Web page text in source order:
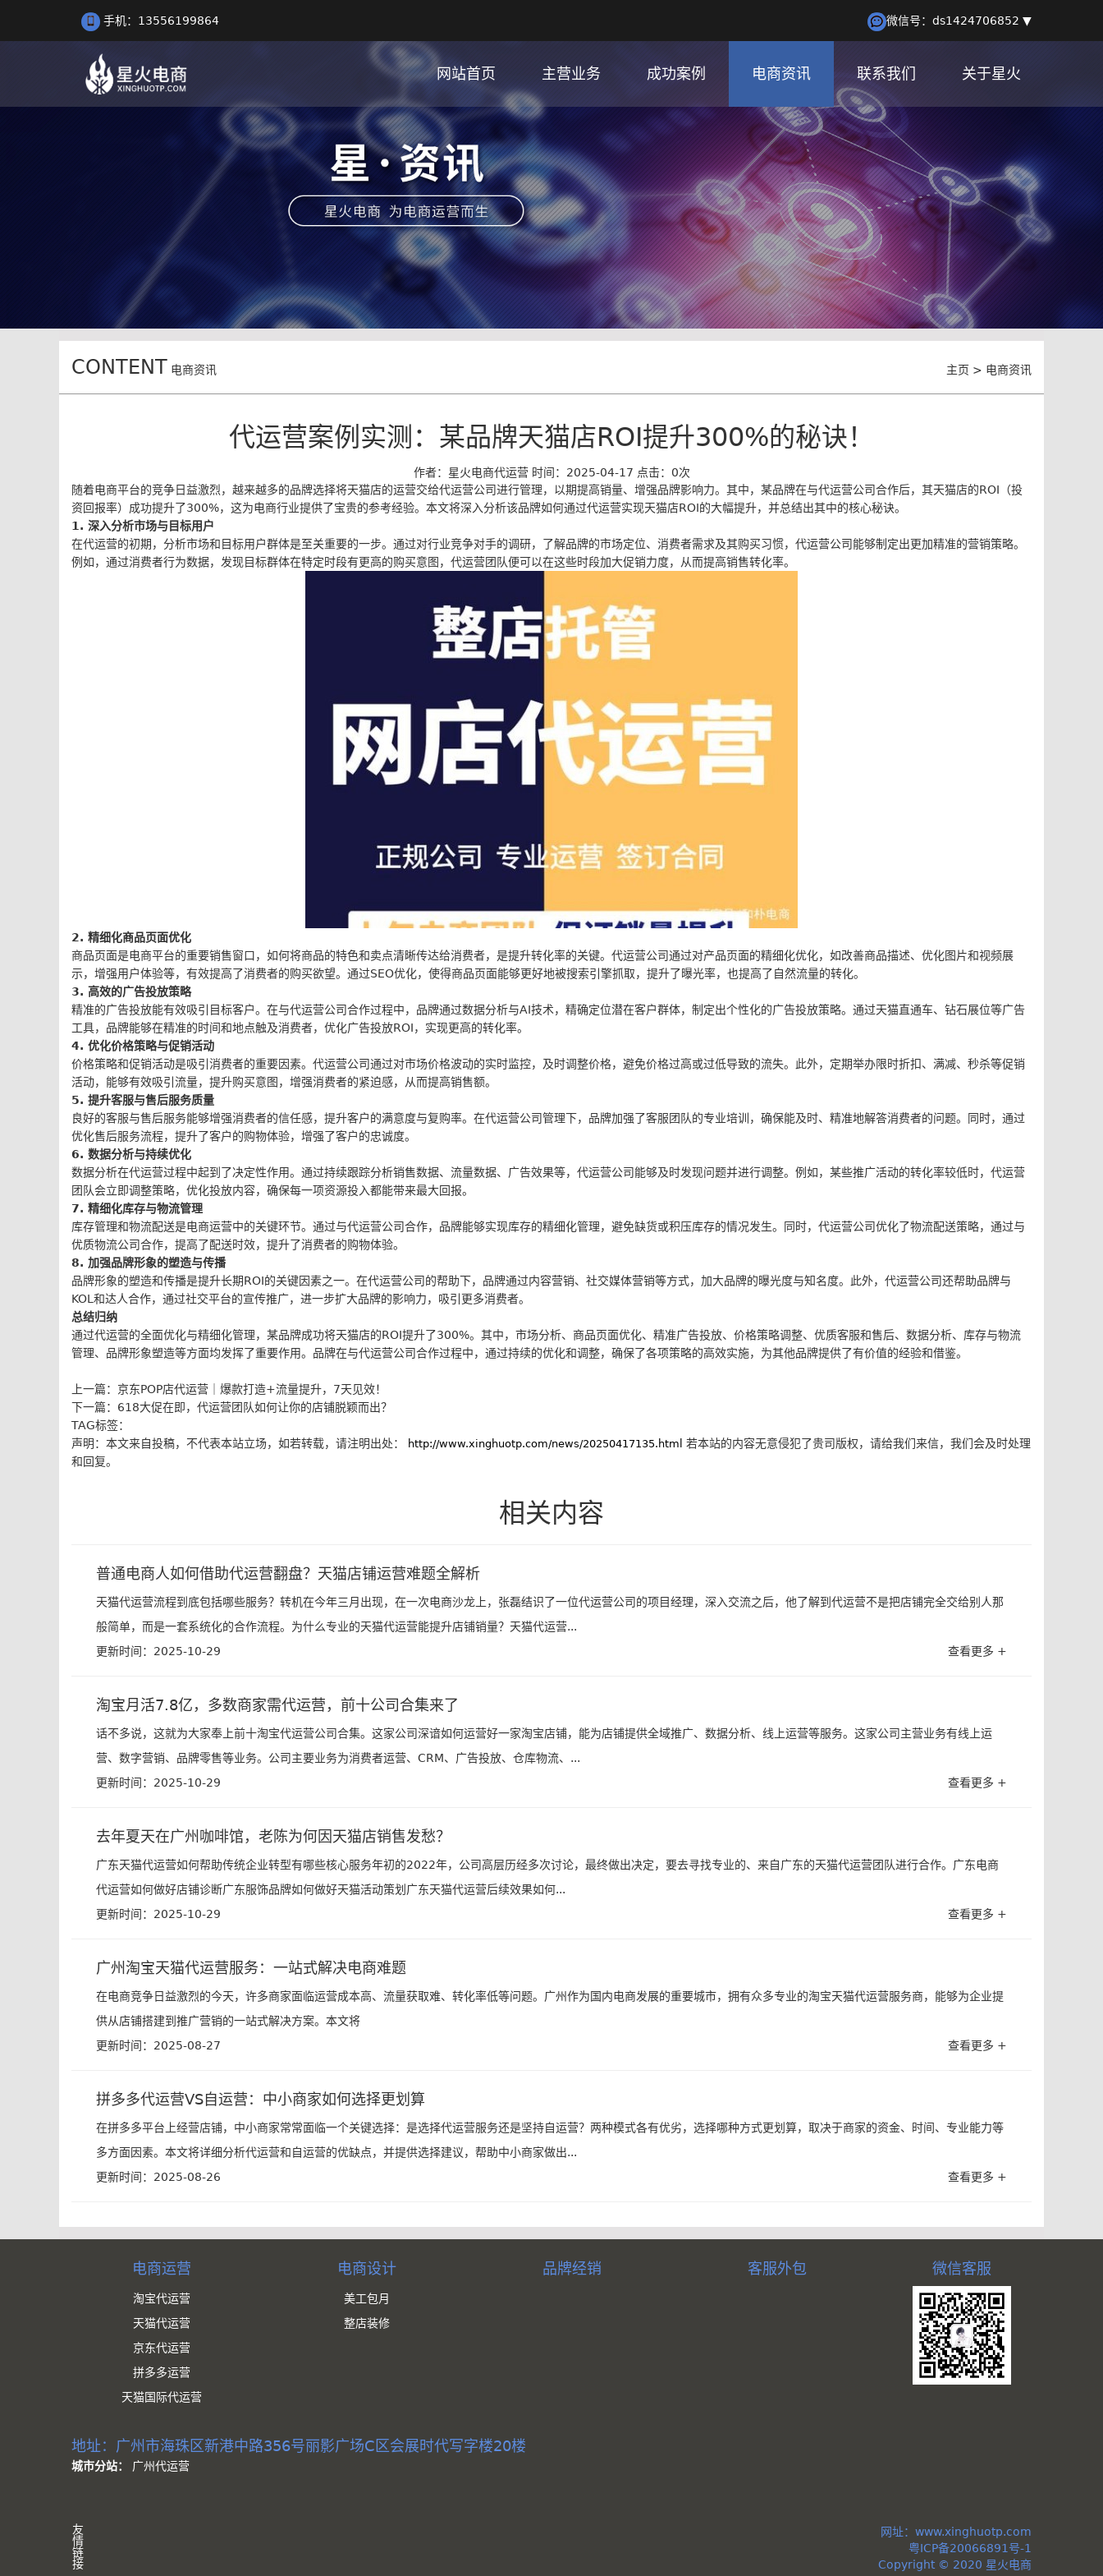
微信号：ds1424706852 ▼
手机：13556199864
网站首页 主营业务 成功案例 电商资讯 联系我们 关于星火
CONTENT 电商资讯 主页 > 电商资讯
代运营案例实测：某品牌天猫店ROI提升300%的秘诀！
作者：星火电商代运营 时间：2025-04-17 点击： 0次
随着电商平台的竞争日益激烈，越来越多的品牌选择将天猫店的运营交给代运营公司进行管理，以期提高销量、增强品牌影响力。其中，某品牌在与代运营公司合作后，其天猫店的ROI（投
资回报率）成功提升了300%，这为电商行业提供了宝贵的参考经验。本文将深入分析该品牌如何通过代运营实现天猫店ROI的大幅提升，并总结出其中的核心秘诀。
1. 深入分析市场与目标用户
在代运营的初期，分析市场和目标用户群体是至关重要的一步。通过对行业竞争对手的调研，了解品牌的市场定位、消费者需求及其购买习惯，代运营公司能够制定出更加精准的营销策略。
例如，通过消费者行为数据，发现目标群体在特定时段有更高的购买意图，代运营团队便可以在这些时段加大促销力度，从而提高销售转化率。
2. 精细化商品页面优化
商品页面是电商平台的重要销售窗口，如何将商品的特色和卖点清晰传达给消费者，是提升转化率的关键。代运营公司通过对产品页面的精细化优化，如改善商品描述、优化图片和视频展
示，增强用户体验等，有效提高了消费者的购买欲望。通过SEO优化，使得商品页面能够更好地被搜索引擎抓取，提升了曝光率，也提高了自然流量的转化。
3. 高效的广告投放策略
精准的广告投放能有效吸引目标客户。在与代运营公司合作过程中，品牌通过数据分析与AI技术，精确定位潜在客户群体，制定出个性化的广告投放策略。通过天猫直通车、钻石展位等广告
工具，品牌能够在精准的时间和地点触及消费者，优化广告投放ROI，实现更高的转化率。
4. 优化价格策略与促销活动
价格策略和促销活动是吸引消费者的重要因素。代运营公司通过对市场价格波动的实时监控，及时调整价格，避免价格过高或过低导致的流失。此外，定期举办限时折扣、满减、秒杀等促销
活动，能够有效吸引流量，提升购买意图，增强消费者的紧迫感，从而提高销售额。
5. 提升客服与售后服务质量
良好的客服与售后服务能够增强消费者的信任感，提升客户的满意度与复购率。在代运营公司管理下，品牌加强了客服团队的专业培训，确保能及时、精准地解答消费者的问题。同时，通过
优化售后服务流程，提升了客户的购物体验，增强了客户的忠诚度。
6. 数据分析与持续优化
数据分析在代运营过程中起到了决定性作用。通过持续跟踪分析销售数据、流量数据、广告效果等，代运营公司能够及时发现问题并进行调整。例如，某些推广活动的转化率较低时，代运营
团队会立即调整策略，优化投放内容，确保每一项资源投入都能带来最大回报。
7. 精细化库存与物流管理
库存管理和物流配送是电商运营中的关键环节。通过与代运营公司合作，品牌能够实现库存的精细化管理，避免缺货或积压库存的情况发生。同时，代运营公司优化了物流配送策略，通过与
优质物流公司合作，提高了配送时效，提升了消费者的购物体验。
8. 加强品牌形象的塑造与传播
品牌形象的塑造和传播是提升长期ROI的关键因素之一。在代运营公司的帮助下，品牌通过内容营销、社交媒体营销等方式，加大品牌的曝光度与知名度。此外，代运营公司还帮助品牌与
KOL和达人合作，通过社交平台的宣传推广，进一步扩大品牌的影响力，吸引更多消费者。
总结归纳
通过代运营的全面优化与精细化管理，某品牌成功将天猫店的ROI提升了300%。其中，市场分析、商品页面优化、精准广告投放、价格策略调整、优质客服和售后、数据分析、库存与物流
管理、品牌形象塑造等方面均发挥了重要作用。品牌在与代运营公司合作过程中，通过持续的优化和调整，确保了各项策略的高效实施，为其他品牌提供了有价值的经验和借鉴。
上一篇： 京东POP店代运营｜爆款打造+流量提升，7天见效！
下一篇： 618大促在即，代运营团队如何让你的店铺脱颖而出？
TAG标签：
声明：本文来自投稿，不代表本站立场，如若转载，请注明出处：
http://www.xinghuotp.com/news/20250417135.html 若本站的内容无意侵犯了贵司版权，请给我们来信，我们会及时处理
和回复。
相关内容
普通电商人如何借助代运营翻盘？天猫店铺运营难题全解析
天猫代运营流程到底包括哪些服务？转机在今年三月出现，在一次电商沙龙上，张磊结识了一位代运营公司的项目经理，深入交流之后，他了解到代运营不是把店铺完全交给别人那
般简单，而是一套系统化的合作流程。为什么专业的天猫代运营能提升店铺销量？天猫代运营...
更新时间：2025-10-29
查看更多 +
淘宝月活7.8亿，多数商家需代运营，前十公司合集来了
话不多说，这就为大家奉上前十淘宝代运营公司合集。这家公司深谙如何运营好一家淘宝店铺，能为店铺提供全域推广、数据分析、线上运营等服务。这家公司主营业务有线上运
营、数字营销、品牌零售等业务。公司主要业务为消费者运营、CRM、广告投放、仓库物流、...
更新时间：2025-10-29
查看更多 +
去年夏天在广州咖啡馆，老陈为何因天猫店销售发愁？
广东天猫代运营如何帮助传统企业转型有哪些核心服务年初的2022年，公司高层历经多次讨论，最终做出决定，要去寻找专业的、来自广东的天猫代运营团队进行合作。广东电商
代运营如何做好店铺诊断广东服饰品牌如何做好天猫活动策划广东天猫代运营后续效果如何...
更新时间：2025-10-29
查看更多 +
广州淘宝天猫代运营服务：一站式解决电商难题
在电商竞争日益激烈的今天，许多商家面临运营成本高、流量获取难、转化率低等问题。广州作为国内电商发展的重要城市，拥有众多专业的淘宝天猫代运营服务商，能够为企业提
供从店铺搭建到推广营销的一站式解决方案。本文将
更新时间：2025-08-27
查看更多 +
拼多多代运营VS自运营：中小商家如何选择更划算
在拼多多平台上经营店铺，中小商家常常面临一个关键选择：是选择代运营服务还是坚持自运营？两种模式各有优劣，选择哪种方式更划算，取决于商家的资金、时间、专业能力等
多方面因素。本文将详细分析代运营和自运营的优缺点，并提供选择建议，帮助中小商家做出...
更新时间：2025-08-26
查看更多 +
电商运营
淘宝代运营
天猫代运营
京东代运营
拼多多运营
天猫国际代运营
电商设计
美工包月
整店装修
品牌经销 客服外包 微信客服
地址：广州市海珠区新港中路356号丽影广场C区会展时代写字楼20楼
城市分站： 广州代运营
友
情
链
接
网址： www.xinghuotp.com
粤ICP备20066891号-1
Copyright © 2020 星火电商